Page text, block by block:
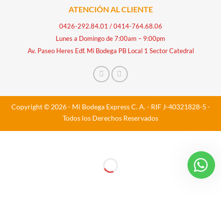
ATENCIÓN AL CLIENTE
0426-292.84.01 /0414-764.68.06
Lunes a Domingo de 7:00am – 9:00pm
Av. Paseo Heres Edf. Mi Bodega PB Local 1 Sector Catedral
Copyright © 2026 - Mi Bodega Express C. A. - RIF J-40321828-5 -
Todos los Derechos Reservados